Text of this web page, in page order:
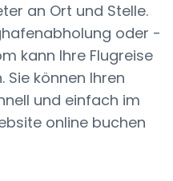
an Ort und Stelle.
oder -
kann Ihre Flugreise
können Ihren
und einfach im
online buchen